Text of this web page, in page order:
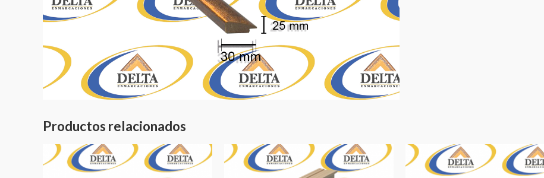
Productos relacionados